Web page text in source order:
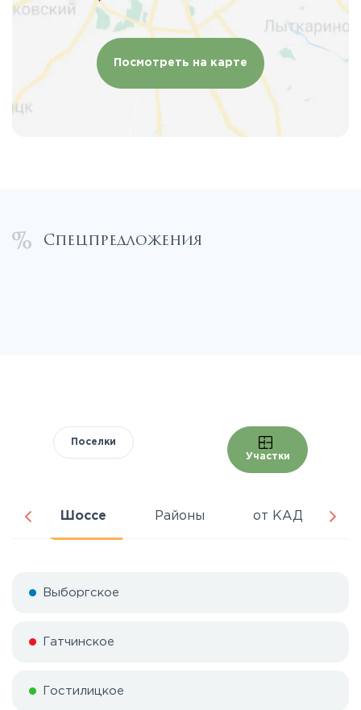
Посмотреть на карте
Спецпредложения
Поселки
Участки
Шоссе Районы от КАД
Выборгское
Гатчинское
Гостилицкое